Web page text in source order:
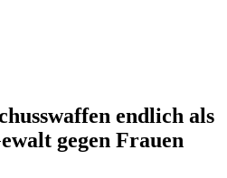
endlich als
gegen Frauen